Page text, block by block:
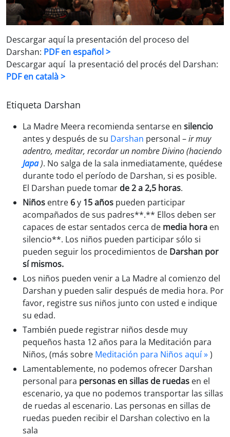
Descargar aquí la presentación del proceso del
Darshan: PDF en español >
Descargar aquí la presentació del procés del Darshan:
PDF en català >
Etiqueta Darshan
La Madre Meera recomienda sentarse en silencio
antes y después de su Darshan personal –ir muy
adentro, meditar, recordar un nombre Divino (haciendo
Japa ). No salga de la sala inmediatamente, quédese
durante todo el período de Darshan, si es posible.
El Darshan puede tomar de 2 a 2,5 horas.
Niños entre 6y 15 años pueden participar
acompañados de sus padres**.** Ellos deben ser
capaces de estar sentados cerca de media hora en
silencio**. Los niños pueden participar sólo si
pueden seguir los procedimientos de Darshan por
sí mismos.
Los niños pueden venir a La Madre al comienzo del
Darshan y pueden salir después de media hora. Por
favor, registre sus niños junto con usted e indique
su edad.
También puede registrar niños desde muy
pequeños hasta 12 años para la Meditación para
Niños, (más sobre Meditación para Niños aquí »)
Lamentablemente, no podemos ofrecer Darshan
personal para personas en sillas de ruedas en el
escenario, ya que no podemos transportar las sillas
de ruedas al escenario. Las personas en sillas de
ruedas pueden recibir el Darshan colectivo en la
sala